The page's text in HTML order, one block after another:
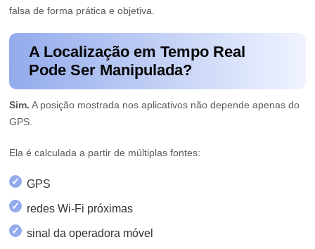
falsa de forma prática e objetiva.
A Localização em Tempo Real
Pode Ser Manipulada?
Sim. A posição mostrada nos aplicativos não depende apenas do
GPS.
Ela é calculada a partir de múltiplas fontes:
✓ GPS
✓ redes Wi-Fi próximas
✓ sinal da operadora móvel